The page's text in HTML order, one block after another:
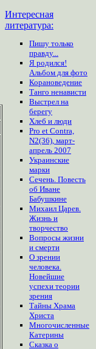
Интересная
литература:
Пишу только
правду...
Я родился!
Альбом для фото
Корановедение
Танго ненависти
Выстрел на
берегу
Хлеб и люди
Pro et Contra,
N2(36), март-
апрель 2007
Украинские
марки
Сечень. Повесть
об Иване
Бабушкине
Михаил Царев.
Жизнь и
творчество
Вопросы жизни
и смерти
О зрении
человека.
Новейшие
успехи теории
зрения
Тайны Храма
Христа
Многочисленные
Катерины
Сказка о